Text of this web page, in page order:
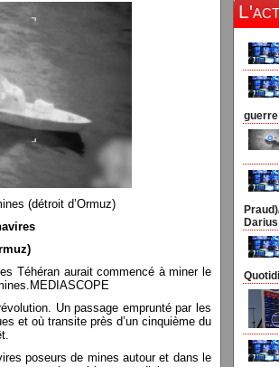
(détroit d’Ormuz)
Téhéran aurait commencé à miner le
Un passage emprunté par les
et où transite près d’un cinquième du
poseurs de mines autour et dans le